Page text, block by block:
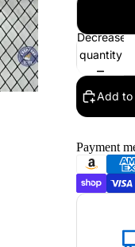
Decrease
quantity
Add to
Payment